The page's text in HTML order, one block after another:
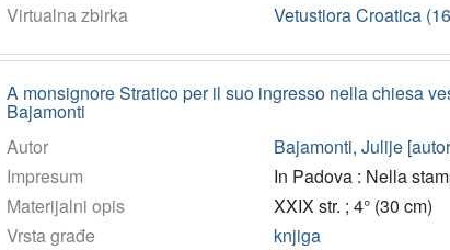
Virtualna zbirka
Vetustiora Croatica
A monsignore Stratico per il suo ingresso nella chiesa
Bajamonti
Autor
Bajamonti, Julije
Impresum
In Padova : Nella
Materijalni opis
XXIX str. ; 4° (30 cm)
Vrsta građe
knjiga